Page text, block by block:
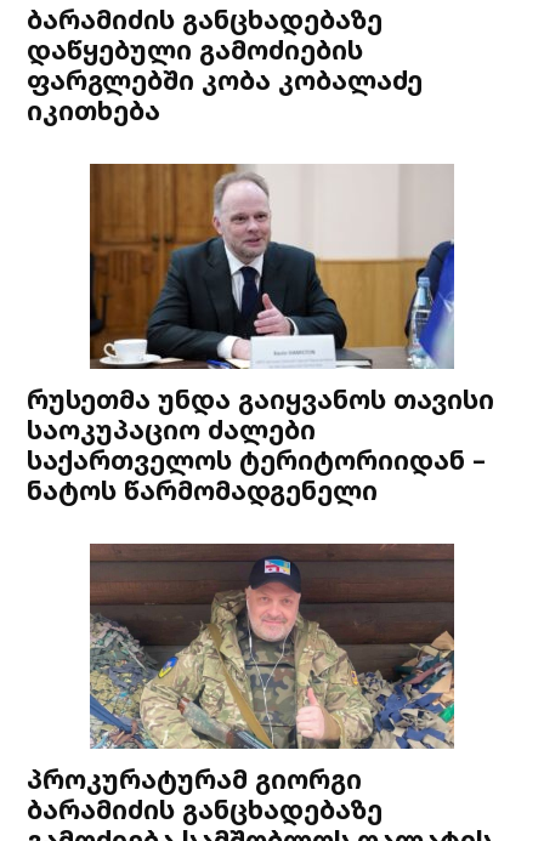
ბარამიძის განცხადებაზე
დაწყებული გამოძიების
ფარგლებში კობა კობალაძე
იკითხება
რუსეთმა უნდა გაიყვანოს თავისი
საოკუპაციო ძალები
საქართველოს ტერიტორიიდან –
ნატოს წარმომადგენელი
პროკურატურამ გიორგი
ბარამიძის განცხადებაზე